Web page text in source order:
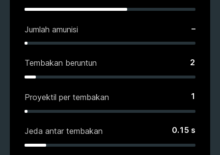
Jumlah amunisi –
Tembakan beruntun 2
Proyektil per tembakan 1
Jeda antar tembakan 0.15 s